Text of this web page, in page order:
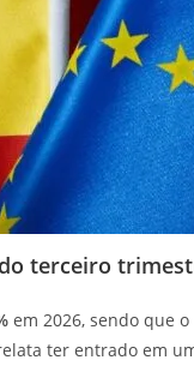
terceiro
em 2026, sendo que
ter entrado em